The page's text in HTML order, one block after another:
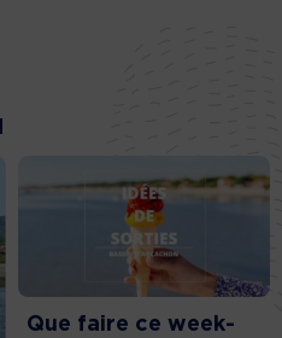
Que faire ce week-